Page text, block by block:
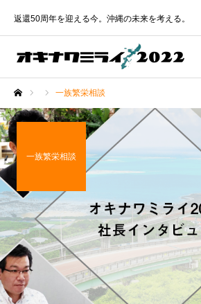
返還50周年を迎える今。沖縄の未来を考える。
一族繁栄相談
一族繁栄相談